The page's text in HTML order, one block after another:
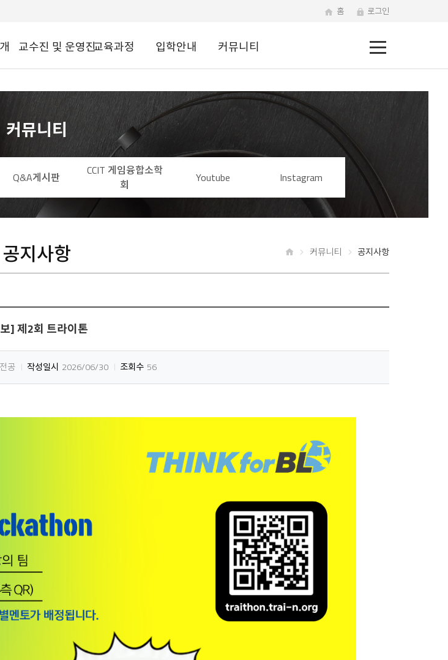
홈 로그인
교수진 및 운영진교육과정 입학안내 커뮤니티
커뮤니티
Q&A게시판
CCIT 게임융합소학
회
Youtube Instagram
공지사항 커뮤니티 공지사항
] 제2회 트라이톤
공 작성일시 2026/06/30 조회수 56